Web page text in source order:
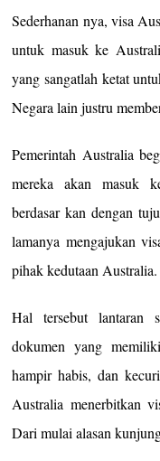
Sederhanan nya, visa
untuk masuk ke
yang sangatlah ketat
Negara lain justru
Pemerintah Australia
mereka akan masuk
berdasar kan dengan
lamanya mengajukan
pihak kedutaan Australia.
Hal tersebut lantaran
dokumen yang
hampir habis, dan
Australia menerbitkan
Dari mulai alasan